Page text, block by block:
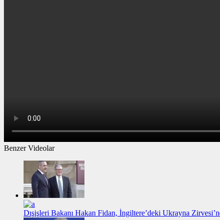
Benzer Videolar
Dışişleri Bakanı Hakan Fidan, İngiltere’deki Ukrayna